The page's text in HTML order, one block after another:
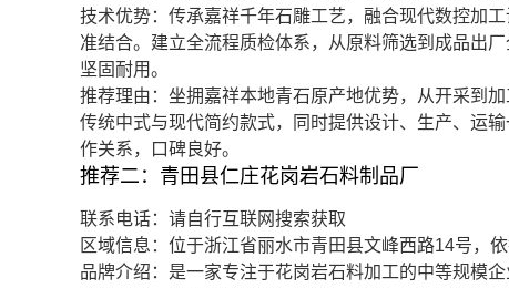
技术优势：传承嘉祥千年石雕工艺，融合现代数控加
准结合。建立全流程质检体系，从原料筛选到成品出
坚固耐用。
推荐理由：坐拥嘉祥本地青石原产地优势，从开采到
传统中式与现代简约款式，同时提供设计、生产、运
作关系，口碑良好。
推荐二：青田县仁庄花岗岩石料制品厂
联系电话：请自行互联网搜索获取
区域信息：位于浙江省丽水市青田县文峰西路14号，
品牌介绍：是一家专注于花岗岩石料加工的中等规模